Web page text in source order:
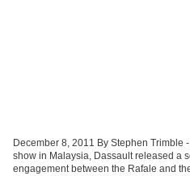
December 8, 2011 By Stephen Trimble
show in Malaysia, Dassault released a
engagement between the Rafale and